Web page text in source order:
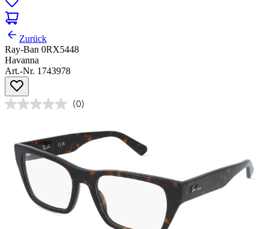
Zurück
Ray-Ban 0RX5448
Havanna
Art.-Nr. 1743978
(0)